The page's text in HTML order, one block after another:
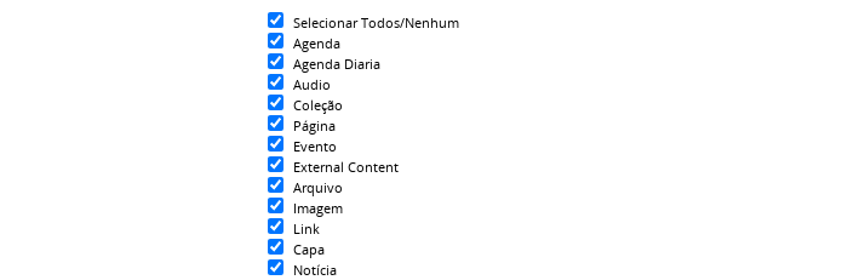
Selecionar Todos/Nenhum
Agenda
Agenda Diaria
Audio
Coleção
Página
Evento
External Content
Arquivo
Imagem
Link
Capa
Notícia